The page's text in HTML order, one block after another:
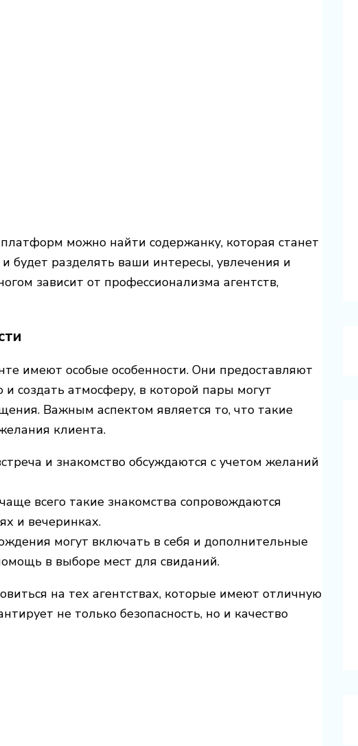
можно найти содержанку, которая станет
будет разделять ваши интересы, увлечения и
зависит от профессионализма агентств,
имеют особые особенности. Они предоставляют
создать атмосферу, в которой пары могут
Важным аспектом является то, что такие
клиента.
и знакомство обсуждаются с учетом желаний
всего такие знакомства сопровождаются
и вечеринках.
могут включать в себя и дополнительные
в выборе мест для свиданий.
на тех агентствах, которые имеют отличную
не только безопасность, но и качество